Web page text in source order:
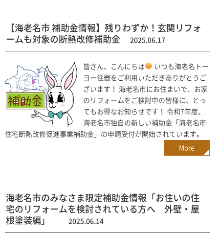
【海老名市 補助金情報】残りわずか！玄関リフォ
ームも対象の断熱改修補助金
2025.06.17
皆さん、こんにちは
いつも海老名トー
ヨー住器をご利用いただきありがとうご
ざいます！ 海老名市にお住まいで、お家
のリフォームをご検討中の皆様に、とっ
てもお得なお知らせです！ 令和7年度、
海老名市独自の新しい補助金「海老名市
住宅断熱改修促進事業補助金」の申請受付が開始されています。
More
海老名市のみなさま限定補助金情報「お住いの住
宅のリフォームを検討されている方へ 外壁・屋
根塗装編」
2025.06.14